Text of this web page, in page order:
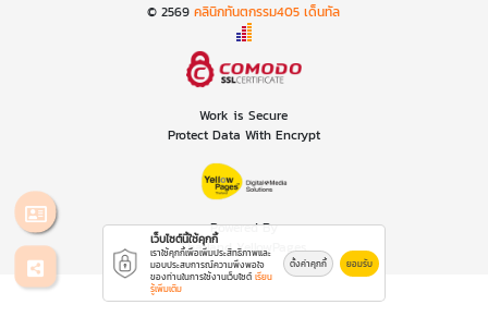
© 2569คลินิกทันตกรรม405 เด็นทัล
Work is Secure
Protect Data With Encrypt
Powered By
Thailand YellowPages
เว็บไซต์นี้ใช้คุกกี้
เราใช้คุกกี้เพื่อเพิ่มประสิทธิภาพและ
มอบประสบการณ์ความพึงพอใจ
ของท่านในการใช้งานเว็บไซต์ เรียน
รู้เพิ่มเติม
ตั้งค่าคุกกี้ ยอมรับ